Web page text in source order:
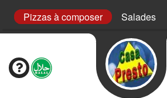
Pizzas à composer Salades